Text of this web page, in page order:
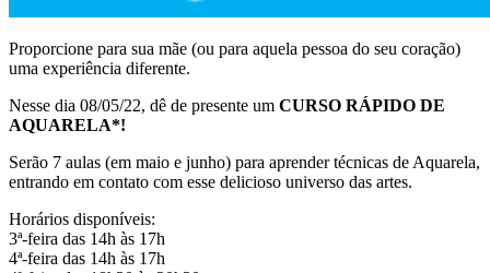
Proporcione para sua mãe (ou para aquela pessoa do seu coração)
uma experiência diferente.
Nesse dia 08/05/22, dê de presente um CURSO RÁPIDO DE
AQUARELA*!
Serão 7 aulas (em maio e junho) para aprender técnicas de Aquarela,
entrando em contato com esse delicioso universo das artes.
Horários disponíveis:
3ª-feira das 14h às 17h
4ª-feira das 14h às 17h